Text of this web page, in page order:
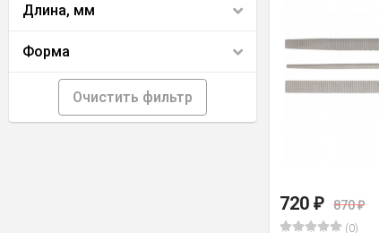
Длина, мм
Форма
Очистить фильтр
720₽ 870₽
(0)